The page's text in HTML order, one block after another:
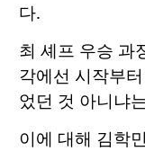
다.
최 셰프 우승 과
각에선 시작부
었던 것 아니냐
이에 대해 김학